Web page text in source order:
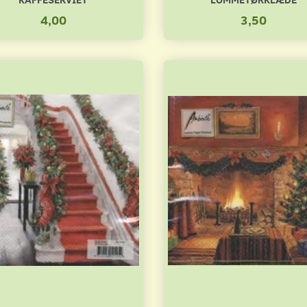
SMÅ BIER ATC KARTON TIL 9 KORT
3,00
ATC LABELS -
5,00
4,00 3,50